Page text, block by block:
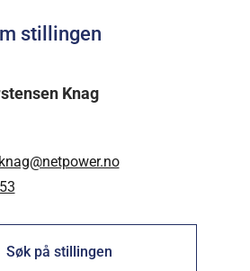
stillingen
Knag
Søk på stillingen